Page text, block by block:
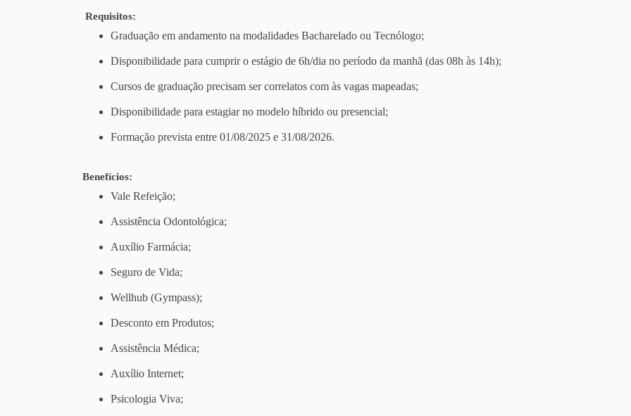
Requisitos:
Graduação em andamento na modalidades Bacharelado ou Tecnólogo;
Disponibilidade para cumprir o estágio de 6h/dia no período da manhã (das 08h às 14h);
Cursos de graduação precisam ser correlatos com às vagas mapeadas;
Disponibilidade para estagiar no modelo híbrido ou presencial;
Formação prevista entre 01/08/2025 e 31/08/2026.
Benefícios:
Vale Refeição;
Assistência Odontológica;
Auxílio Farmácia;
Seguro de Vida;
Wellhub (Gympass);
Desconto em Produtos;
Assistência Médica;
Auxílio Internet;
Psicologia Viva;